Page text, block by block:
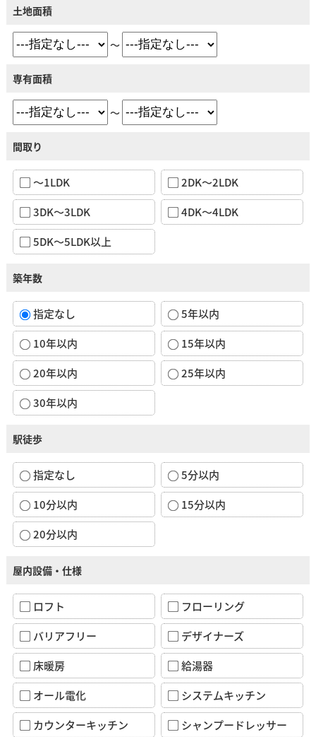
土地面積
～
専有面積
～
間取り
～1LDK
2DK～2LDK
3DK～3LDK
4DK～4LDK
5DK～5LDK以上
築年数
指定なし
5年以内
10年以内
15年以内
20年以内
25年以内
30年以内
駅徒歩
指定なし
5分以内
10分以内
15分以内
20分以内
屋内設備・仕様
ロフト
フローリング
バリアフリー
デザイナーズ
床暖房
給湯器
オール電化
システムキッチン
カウンターキッチン
シャンプードレッサー